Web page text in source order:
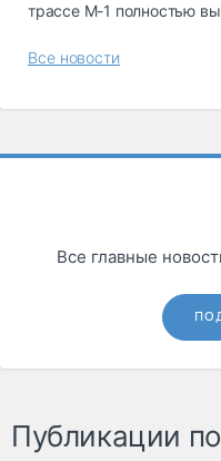
трассе М-1 полностью
Все новости
Все главные
Публикации